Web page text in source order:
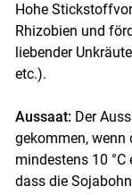
Hohe
Rhizobien und
liebender
etc.).
Aussaat: Der
gekommen, wenn
mindestens 10
dass die